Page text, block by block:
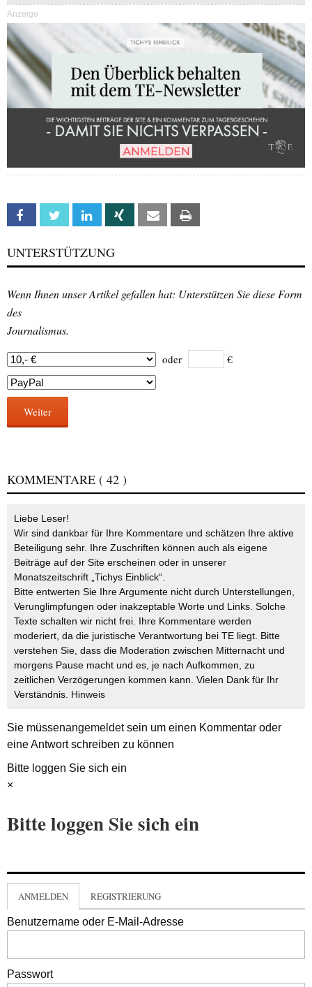
Anzeige
Facebook Twitter Linkedin Xing Email
UNTERSTÜTZUNG
Wenn Ihnen unser Artikel gefallen hat: Unterstützen Sie diese Form
des
Journalismus.
oder €
Weiter
KOMMENTARE ( 42 )
Liebe Leser!
Wir sind dankbar für Ihre Kommentare und schätzen Ihre aktive
Beteiligung sehr. Ihre Zuschriften können auch als eigene
Beiträge auf der Site erscheinen oder in unserer
Monatszeitschrift „Tichys Einblick“.
Bitte entwerten Sie Ihre Argumente nicht durch Unterstellungen,
Verunglimpfungen oder inakzeptable Worte und Links. Solche
Texte schalten wir nicht frei. Ihre Kommentare werden
moderiert, da die juristische Verantwortung bei TE liegt. Bitte
verstehen Sie, dass die Moderation zwischen Mitternacht und
morgens Pause macht und es, je nach Aufkommen, zu
zeitlichen Verzögerungen kommen kann. Vielen Dank für Ihr
Verständnis. Hinweis
Sie müssenangemeldetsein um einen Kommentar oder
eine Antwort schreiben zu können
Bitte loggen Sie sich ein
×
Bitte loggen Sie sich ein
ANMELDEN REGISTRIERUNG
Benutzername oder E-Mail-Adresse
Passwort